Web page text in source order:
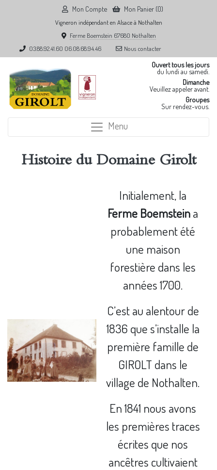
Vigneron indépendant en Alsace à Nothalten
Ferme Boemstein 67680 Nothalten
03.88.92.41.60 06.08.68.94.46 Nous contacter
Mon Compte Mon Panier (0)
Ouvert tous les jours
du lundi au samedi.
Dimanche
Veuillez appeler avant.
Groupes
Sur rendez-vous.
Menu
Histoire du Domaine Girolt
Initialement, la
Ferme Boemsteina
probablement été
une maison
forestière dans les
années 1700.
C’est au alentour de
1836 que s’installe la
première famille de
GIROLT dans le
village de Nothalten.
En 1841 nous avons
les premières traces
écrites que nos
ancêtres cultivaient